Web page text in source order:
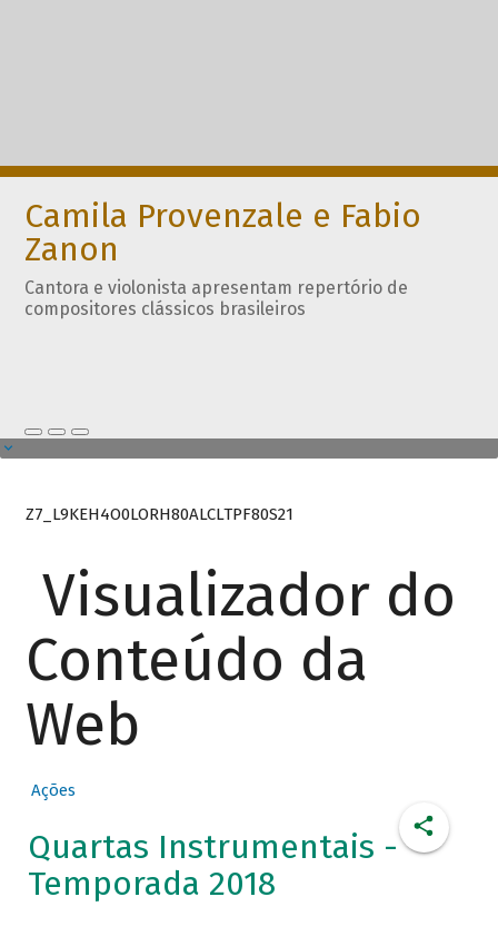
Camila Provenzale e Fabio
Zanon
Cantora e violonista apresentam repertório de
compositores clássicos brasileiros
Z7_L9KEH4O0LORH80ALCLTPF80S21
Visualizador do
Conteúdo da
Web
Ações
Quartas Instrumentais -
Temporada 2018